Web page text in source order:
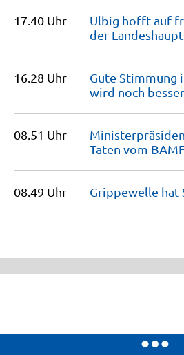
17.40 Uhr
Ulbig hofft auf
der
16.28 Uhr
Gute Stimmung
wird noch besser
08.51 Uhr
Taten vom BAMF
08.49 Uhr Grippewelle hat